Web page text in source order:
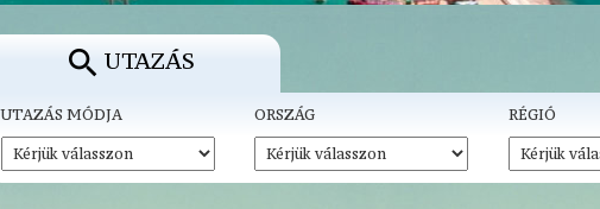
UTAZÁS
UTAZÁS MÓDJA ORSZÁG RÉGIÓ